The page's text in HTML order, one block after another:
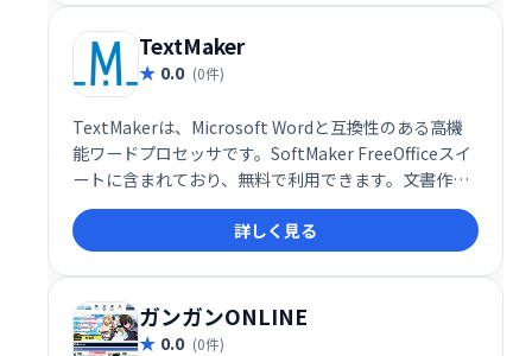
TextMaker
0.0 (0件)
TextMakerは、Microsoft Wordと互換性のある高機
能ワードプロセッサです。SoftMaker FreeOfficeスイ
ートに含まれており、無料で利用できます。文書作
成、編集、フォーマット設定など、Wordと同様の機能
を備えながら、シンプルで使いやすいインターフェー
スが特徴です。個人利用からビジネスシーンまで幅広
く活用できます。 無料なので、まずはお試しくださ
い。
詳しく見る
ガンガンONLINE
0.0 (0件)